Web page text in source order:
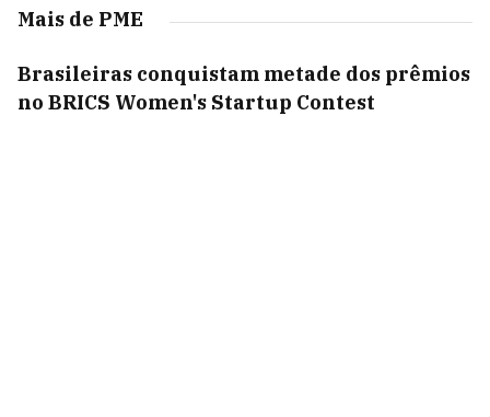
Mais de PME
Brasileiras conquistam metade dos prêmios
no BRICS Women's Startup Contest